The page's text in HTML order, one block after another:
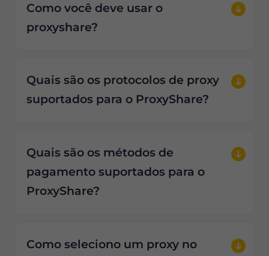
Como você deve usar o
proxyshare?
Quais são os protocolos de proxy
suportados para o ProxyShare?
Quais são os métodos de
pagamento suportados para o
ProxyShare?
Como seleciono um proxy no